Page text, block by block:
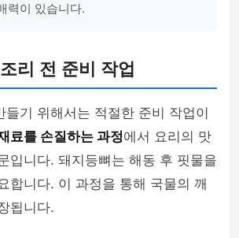
력이 있습니다.
리 전 준비 작업
들기 위해서는 적절한 준비 작업이
료를 손질하는 과정에서 요리의 맛
입니다. 돼지등뼈는 해동 후 핏물을
합니다. 이 과정을 통해 국물의 깨
됩니다.